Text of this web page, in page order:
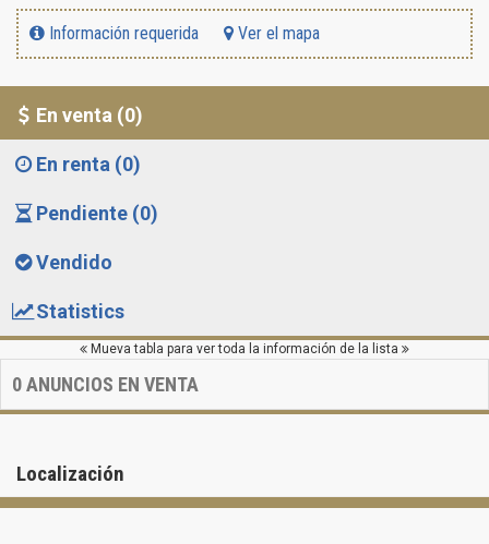
Información requerida Ver el mapa
En venta (0)
En renta (0)
Pendiente (0)
Vendido
Statistics
Mueva tabla para ver toda la información de la lista
0ANUNCIOS EN VENTA
Localización